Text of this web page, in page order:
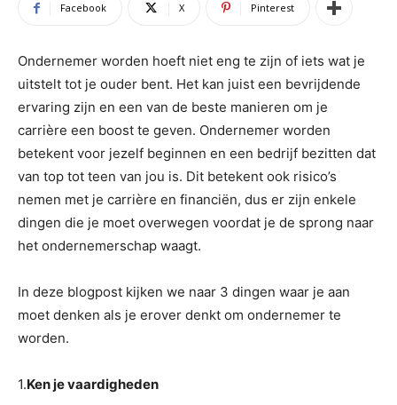
Facebook X Pinterest
Ondernemer worden hoeft niet eng te zijn of iets wat je
uitstelt tot je ouder bent. Het kan juist een bevrijdende
ervaring zijn en een van de beste manieren om je
carrière een boost te geven. Ondernemer worden
betekent voor jezelf beginnen en een bedrijf bezitten dat
van top tot teen van jou is. Dit betekent ook risico’s
nemen met je carrière en financiën, dus er zijn enkele
dingen die je moet overwegen voordat je de sprong naar
het ondernemerschap waagt.
In deze blogpost kijken we naar 3 dingen waar je aan
moet denken als je erover denkt om ondernemer te
worden.
1.Ken je vaardigheden